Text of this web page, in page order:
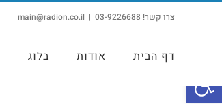
צרו קשר! 03-9226688 |
main@radion.co.il
דף הבית אודות בלוג